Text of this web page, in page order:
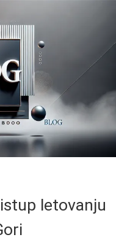
letovanju